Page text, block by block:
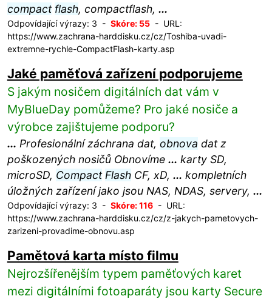
compact flash, compactflash, ...
Odpovídající výrazy: 3 - Skóre: 55- URL:
https://www.zachrana-harddisku.cz/cz/Toshiba-uvadi-
extremne-rychle-CompactFlash-karty.asp
Jaké paměťová zařízení podporujeme
S jakým nosičem digitálních dat vám v
MyBlueDay pomůžeme? Pro jaké nosiče a
výrobce zajištujeme podporu?
... Profesionální záchrana dat, obnova dat z
poškozených nosičů Obnovíme ... karty SD,
microSD, Compact FlashCF, xD, ... kompletních
úložných zařízení jako jsou NAS, NDAS, servery, ...
Odpovídající výrazy: 3 - Skóre: 116- URL:
https://www.zachrana-harddisku.cz/cz/z-jakych-pametovych-
zarizeni-provadime-obnovu.asp
Pamětová karta místo filmu
Nejrozšířenějším typem paměťových karet
mezi digitálními fotoaparáty jsou karty Secure